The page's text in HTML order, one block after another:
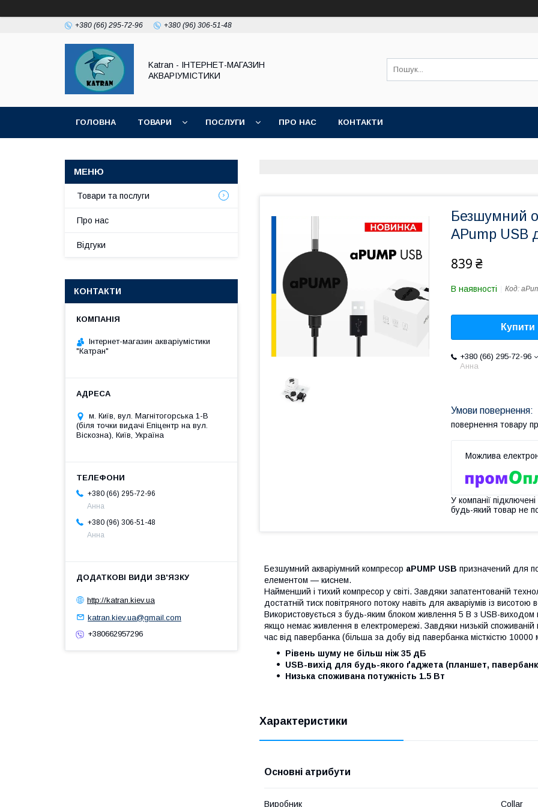
+380 (66) 295-72-96 +380 (96) 306-51-48
Katran - ІНТЕРНЕТ-МАГАЗИН
АКВАРІУМІСТИКИ
ГОЛОВНА ТОВАРИ ПОСЛУГИ ПРО НАС КОНТАКТИ
Безшумний
APump USB
839 ₴
В наявності Код:
Купити
+380 (66) 295-72-96
Анна
повернення товару
У компанії
будь-який товар не
Безшумний акваріумний компресор aPUMP USB призначений для
елементом — киснем.
Найменший і тихий компресор у світі. Завдяки запатентованій
достатній тиск повітряного потоку навіть для акваріумів із
Використовується з будь-яким блоком живлення 5 В з USB-
якщо немає живлення в електромережі. Завдяки низькій
час від павербанка (більша за добу від павербанка місткістю
Рівень шуму не більш ніж 35 дБ
USB-вихід для будь-якого ґаджета (планшет,
Низька споживана потужність 1.5 Вт
Характеристики
Основні атрибути
Виробник Collar
Товари та послуги
Про нас
Відгуки
КОНТАКТИ
Інтернет-магазин акваріумістики
"Катран"
м. Київ, вул. Магнітогорська 1-В
(біля точки видачі Епіцентр на вул.
Віскозна), Київ, Україна
+380 (66) 295-72-96
Анна
+380 (96) 306-51-48
Анна
http://katran.kiev.ua
katran.kiev.ua@gmail.com
+380662957296